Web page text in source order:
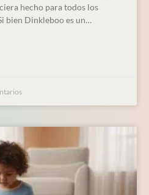
hecho para todos los
bien Dinkleboo es un…